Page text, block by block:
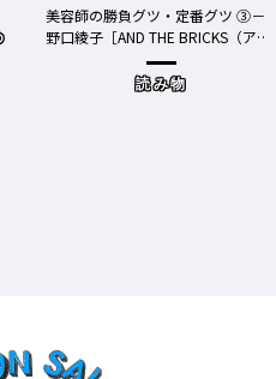
美容師の勝負グツ・定番グツ ③－
野口綾子［AND THE BRICKS（アン
ドザブリックス）／神奈川県鎌倉
読み物